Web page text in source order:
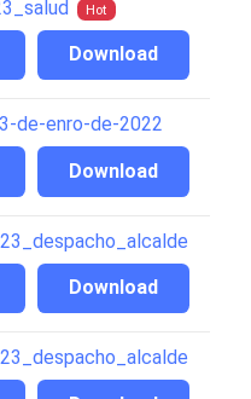
Hot
Download
de-enro-de-2022
Download
Download